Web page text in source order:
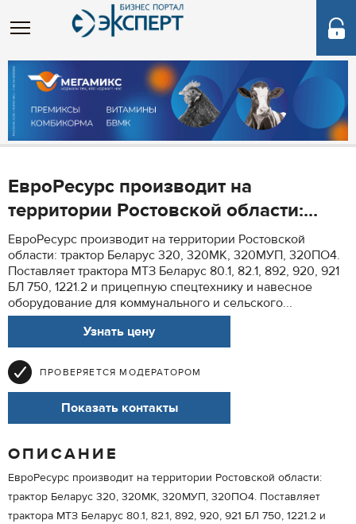
ЕвроРесурс производит на
территории Ростовской области:...
ЕвроРесурс производит на территории Ростовской
области: трактор Беларус 320, 320МК, 320МУП, 320ПО4.
Поставляет трактора МТЗ Беларус 80.1, 82.1, 892, 920, 921
БЛ 750, 1221.2 и прицепную спецтехнику и навесное
оборудование для коммунального и сельского...
Узнать цену
ПРОВЕРЯЕТСЯ МОДЕРАТОРОМ
Показать контакты
ОПИСАНИЕ
ЕвроРесурс производит на территории Ростовской области:
трактор Беларус 320, 320МК, 320МУП, 320ПО4. Поставляет
трактора МТЗ Беларус 80.1, 82.1, 892, 920, 921 БЛ 750, 1221.2 и